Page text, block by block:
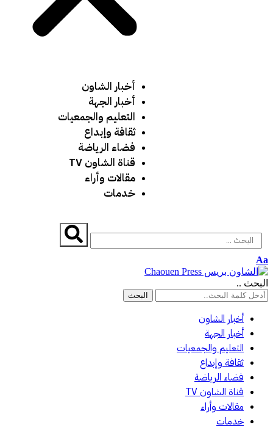
أخبار الشاون
أخبار الجهة
التعليم والجمعيات
ثقافة وإبداع
فضاء الرياضة
قناة الشاون TV
مقالات وأراء
خدمات
Aa
البحث ..
أخبار الشاون
أخبار الجهة
التعليم والجمعيات
ثقافة وإبداع
فضاء الرياضة
قناة الشاون TV
مقالات وأراء
خدمات